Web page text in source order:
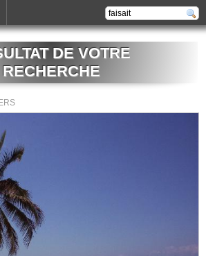
DE VOTRE
RECHERCHE